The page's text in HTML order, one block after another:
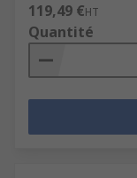
119,49 €HT
Quantité